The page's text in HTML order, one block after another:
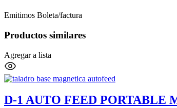
Emitimos Boleta/factura
Productos similares
Agregar a lista
D-1 AUTO FEED PORTABLE